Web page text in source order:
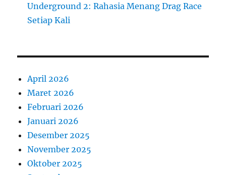
Underground 2: Rahasia Menang Drag Race
Setiap Kali
April 2026
Maret 2026
Februari 2026
Januari 2026
Desember 2025
November 2025
Oktober 2025